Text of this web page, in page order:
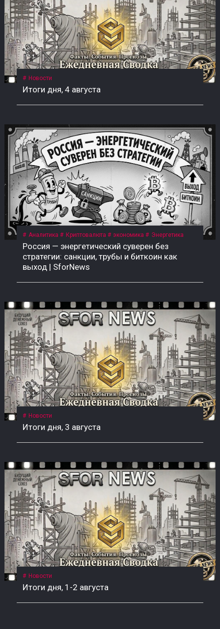
Новости
Итоги дня, 4 августа
Аналитика Криптовалюта экономика Энергетика
Россия — энергетический суверен без
стратегии: санкции, трубы и биткоин как
выход | SforNews
Новости
Итоги дня, 3 августа
Новости
Итоги дня, 1-2 августа